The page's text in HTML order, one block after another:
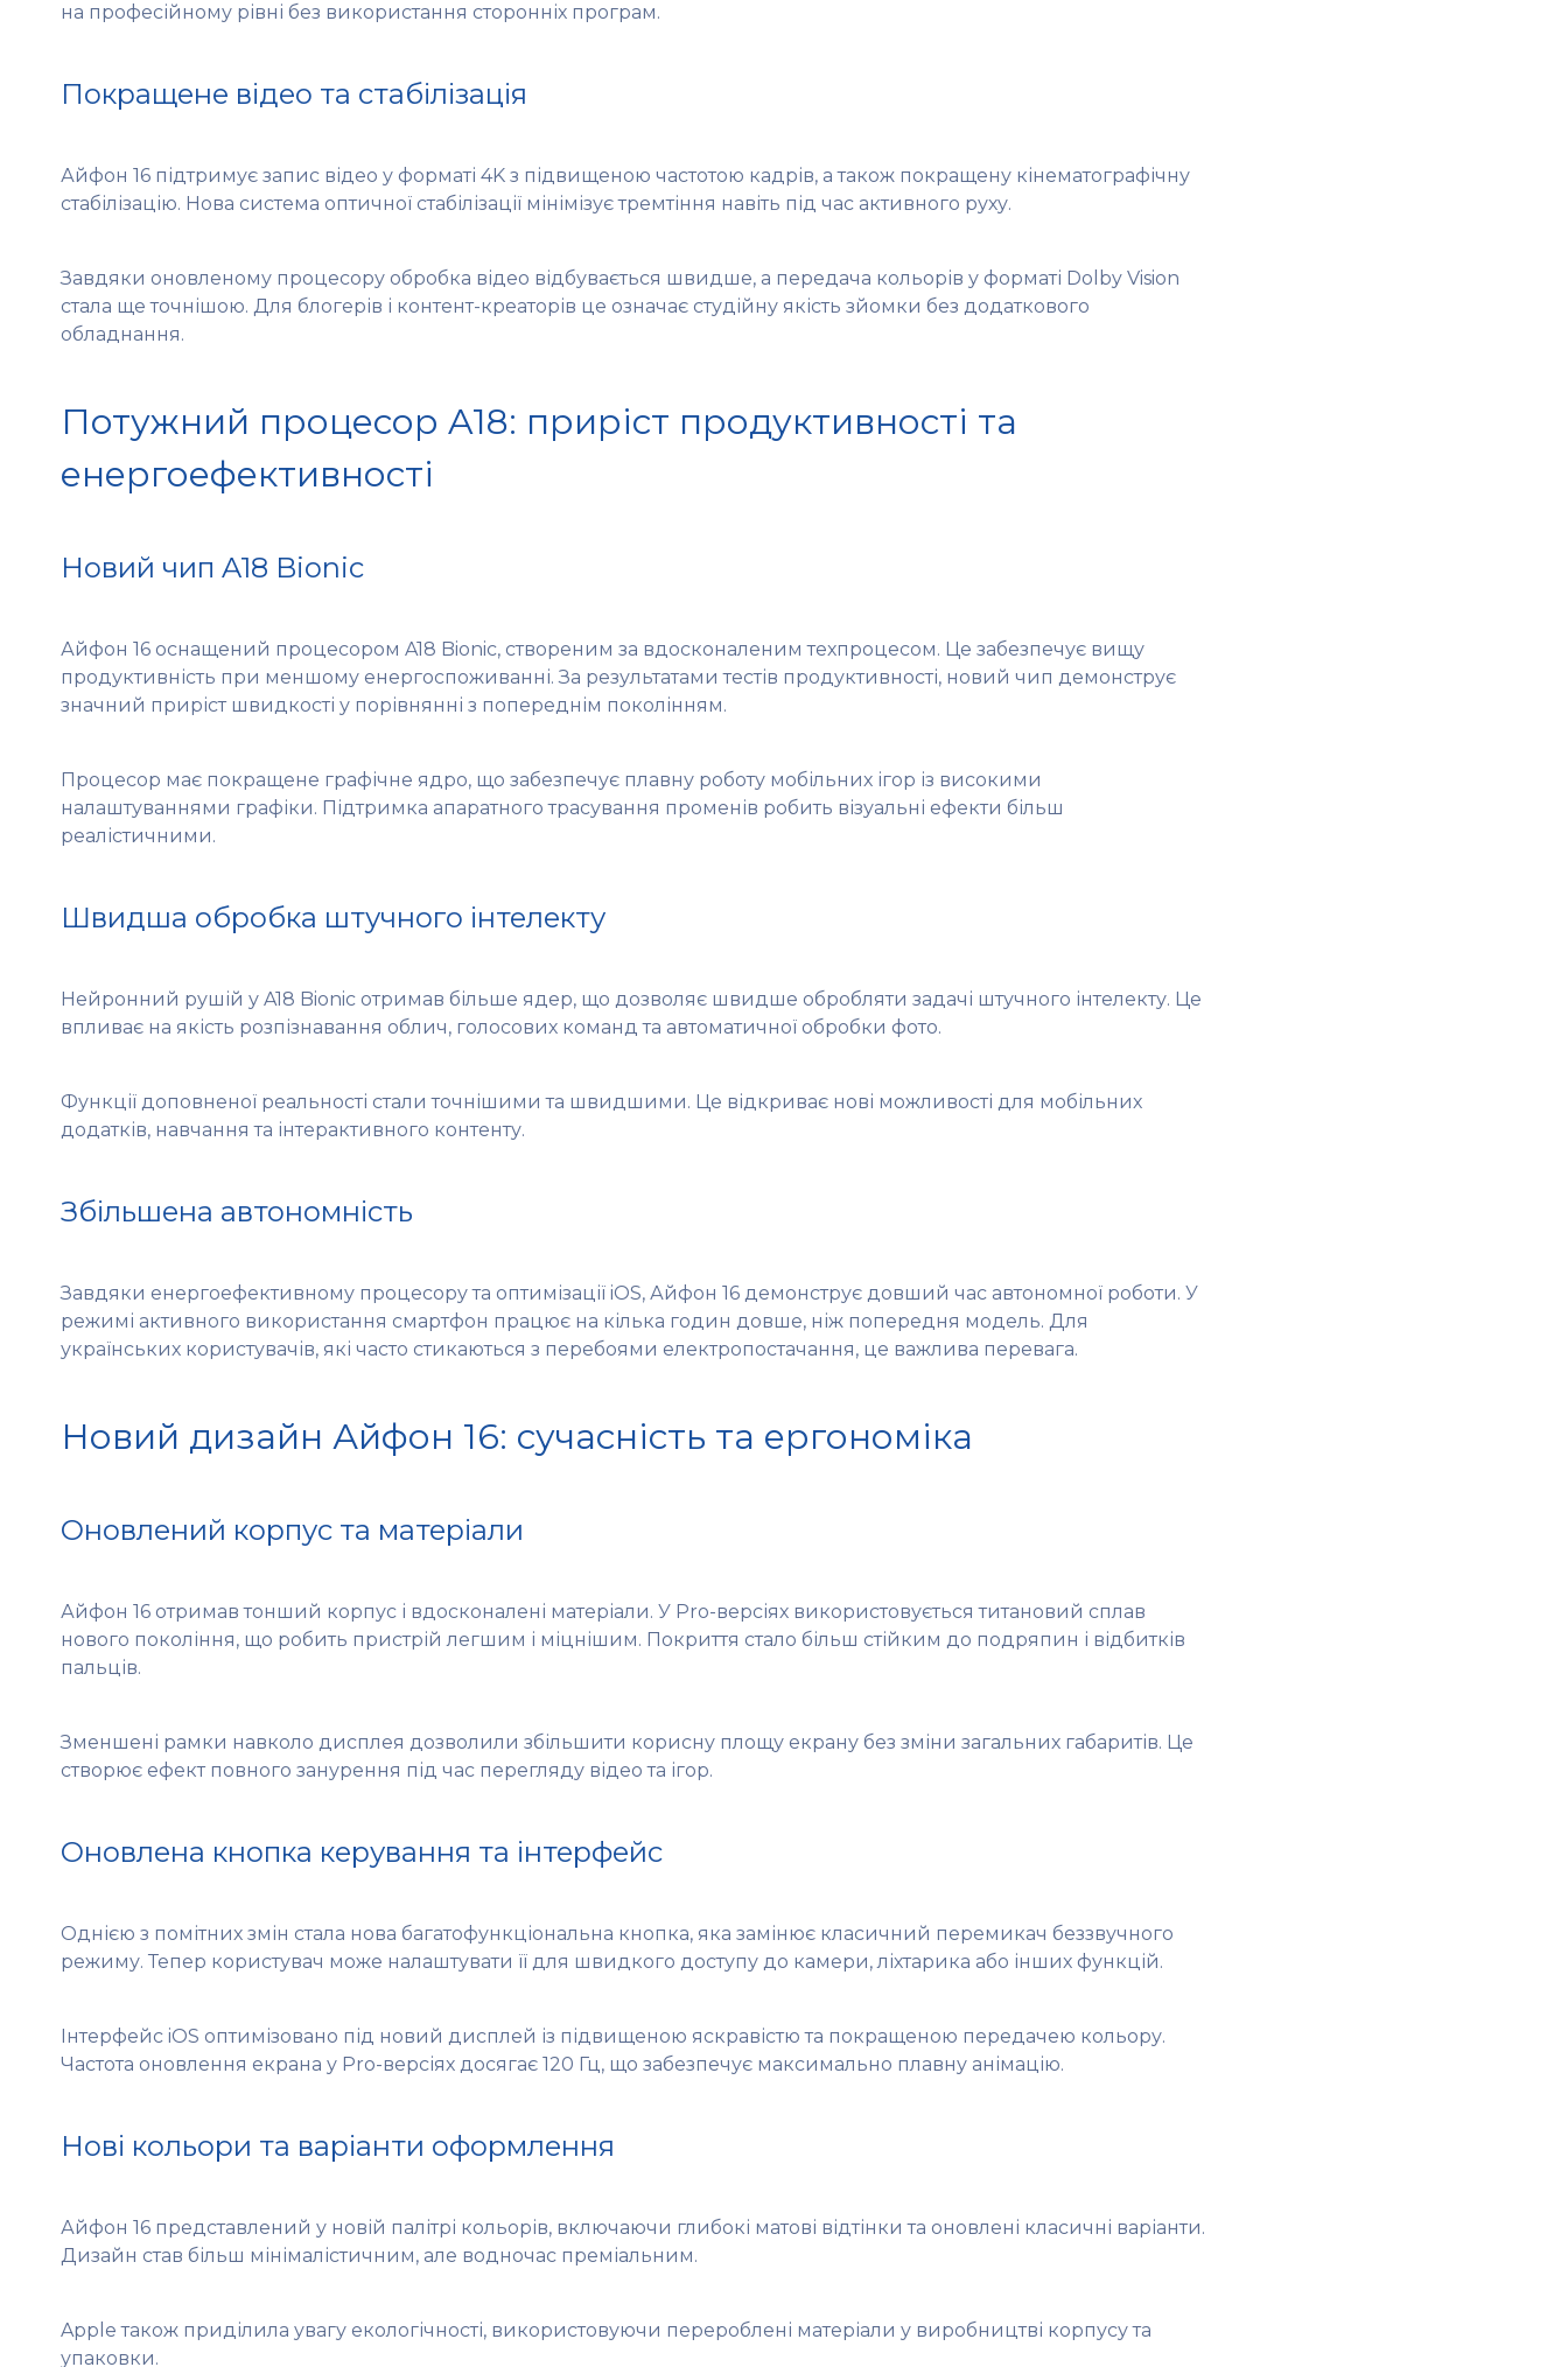
на професійному рівні без використання сторонніх програм.
Покращене відео та стабілізація
Айфон 16 підтримує запис відео у форматі 4K з підвищеною частотою кадрів, а також покращену кінематографічну
стабілізацію. Нова система оптичної стабілізації мінімізує тремтіння навіть під час активного руху.
Завдяки оновленому процесору обробка відео відбувається швидше, а передача кольорів у форматі Dolby Vision
стала ще точнішою. Для блогерів і контент-креаторів це означає студійну якість зйомки без додаткового
обладнання.
Потужний процесор A18: приріст продуктивності та
енергоефективності
Новий чип A18 Bionic
Айфон 16 оснащений процесором A18 Bionic, створеним за вдосконаленим техпроцесом. Це забезпечує вищу
продуктивність при меншому енергоспоживанні. За результатами тестів продуктивності, новий чип демонструє
значний приріст швидкості у порівнянні з попереднім поколінням.
Процесор має покращене графічне ядро, що забезпечує плавну роботу мобільних ігор із високими
налаштуваннями графіки. Підтримка апаратного трасування променів робить візуальні ефекти більш
реалістичними.
Швидша обробка штучного інтелекту
Нейронний рушій у A18 Bionic отримав більше ядер, що дозволяє швидше обробляти задачі штучного інтелекту. Це
впливає на якість розпізнавання облич, голосових команд та автоматичної обробки фото.
Функції доповненої реальності стали точнішими та швидшими. Це відкриває нові можливості для мобільних
додатків, навчання та інтерактивного контенту.
Збільшена автономність
Завдяки енергоефективному процесору та оптимізації iOS, Айфон 16 демонструє довший час автономної роботи. У
режимі активного використання смартфон працює на кілька годин довше, ніж попередня модель. Для
українських користувачів, які часто стикаються з перебоями електропостачання, це важлива перевага.
Новий дизайн Айфон 16: сучасність та ергономіка
Оновлений корпус та матеріали
Айфон 16 отримав тонший корпус і вдосконалені матеріали. У Pro-версіях використовується титановий сплав
нового покоління, що робить пристрій легшим і міцнішим. Покриття стало більш стійким до подряпин і відбитків
пальців.
Зменшені рамки навколо дисплея дозволили збільшити корисну площу екрану без зміни загальних габаритів. Це
створює ефект повного занурення під час перегляду відео та ігор.
Оновлена кнопка керування та інтерфейс
Однією з помітних змін стала нова багатофункціональна кнопка, яка замінює класичний перемикач беззвучного
режиму. Тепер користувач може налаштувати її для швидкого доступу до камери, ліхтарика або інших функцій.
Інтерфейс iOS оптимізовано під новий дисплей із підвищеною яскравістю та покращеною передачею кольору.
Частота оновлення екрана у Pro-версіях досягає 120 Гц, що забезпечує максимально плавну анімацію.
Нові кольори та варіанти оформлення
Айфон 16 представлений у новій палітрі кольорів, включаючи глибокі матові відтінки та оновлені класичні варіанти.
Дизайн став більш мінімалістичним, але водночас преміальним.
Apple також приділила увагу екологічності, використовуючи перероблені матеріали у виробництві корпусу та
упаковки.